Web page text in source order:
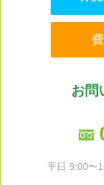
お問
平日 9:00〜